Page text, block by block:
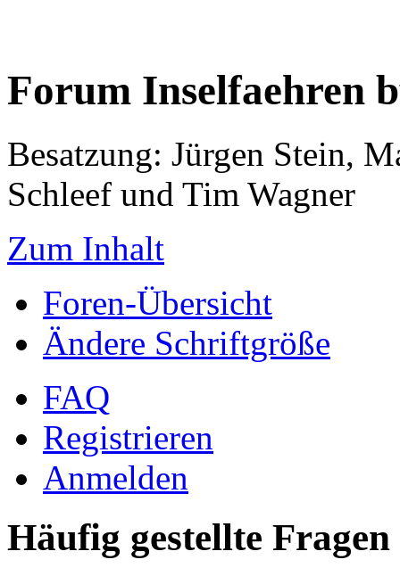
Forum Inselfaehren
Besatzung: Jürgen Stein,
Schleef und Tim Wagner
Zum Inhalt
Foren-Übersicht
Ändere Schriftgröße
FAQ
Registrieren
Anmelden
Häufig gestellte Fragen